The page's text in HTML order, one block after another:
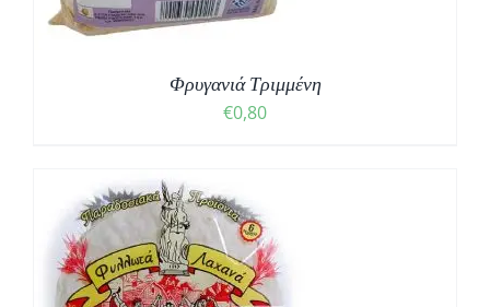
Φρυγανιά Τριμμένη
€0,80